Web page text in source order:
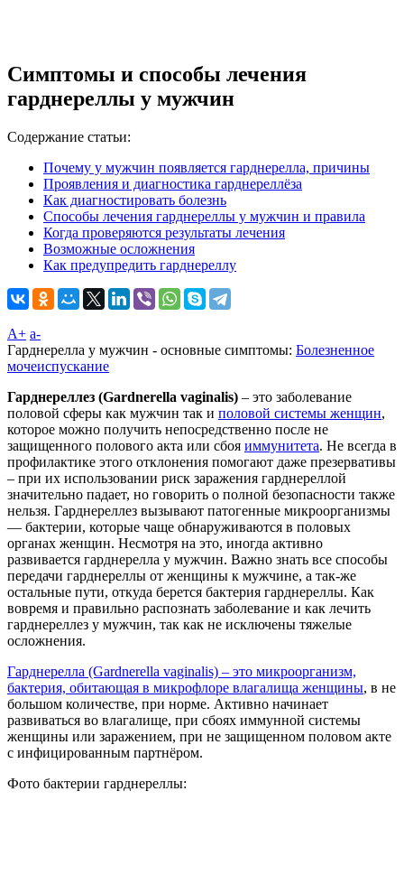
Симптомы и способы лечения
гарднереллы у мужчин
Содержание статьи:
Почему у мужчин появляется гарднерелла, причины
Проявления и диагностика гарднереллёза
Как диагностировать болезнь
Способы лечения гарднереллы у мужчин и правила
Когда проверяются результаты лечения
Возможные осложнения
Как предупредить гарднереллу
A+ а-
Гарднерелла у мужчин - основные симптомы: Болезненное
мочеиспускание
Гарднереллез (Gardnerella vaginalis) – это заболевание
половой сферы как мужчин так и половой системы женщин,
которое можно получить непосредственно после не
защищенного полового акта или сбоя иммунитета. Не всегда в
профилактике этого отклонения помогают даже презервативы
– при их использовании риск заражения гарднереллой
значительно падает, но говорить о полной безопасности также
нельзя. Гарднереллез вызывают патогенные микроорганизмы
— бактерии, которые чаще обнаруживаются в половых
органах женщин. Несмотря на это, иногда активно
развивается гарднерелла у мужчин. Важно знать все способы
передачи гарднереллы от женщины к мужчине, а так-же
остальные пути, откуда берется бактерия гарднереллы. Как
вовремя и правильно распознать заболевание и как лечить
гарднереллез у мужчин, так как не исключены тяжелые
осложнения.
Гарднерелла (Gardnerella vaginalis) – это микроорганизм,
бактерия, обитающая в микрофлоре влагалища женщины, в не
большом количестве, при норме. Активно начинает
развиваться во влагалище, при сбоях иммунной системы
женщины или заражением, при не защищенном половом акте
с инфицированным партнёром.
Фото бактерии гарднереллы: